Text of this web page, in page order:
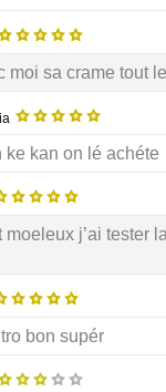
moi sa crame tout
kan on lé achéte
j’ai tester
bon supér